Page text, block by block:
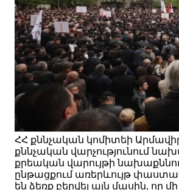
ՀՀ քննչական կոմիտեի
քննչական վարչությունում
քրեական վարույթի
ընթացքում առերևույթ
են ձեռք բերվել այն մասին, որ